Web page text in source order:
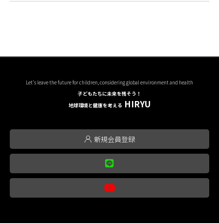
Let's leave the future for children, considering global environment and health
子どもたちに未来を残そう！
地球環境と健康を考える HIRYU
新規会員登録